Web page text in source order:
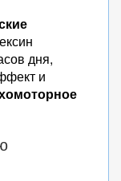
дня,
и